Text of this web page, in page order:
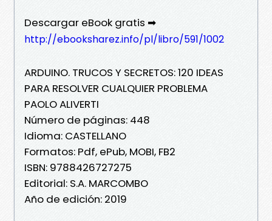
Descargar eBook gratis ➡
http://ebooksharez.info/pl/libro/591/1002
ARDUINO. TRUCOS Y SECRETOS: 120 IDEAS
PARA RESOLVER CUALQUIER PROBLEMA
PAOLO ALIVERTI
Número de páginas: 448
Idioma: CASTELLANO
Formatos: Pdf, ePub, MOBI, FB2
ISBN: 9788426727275
Editorial: S.A. MARCOMBO
Año de edición: 2019